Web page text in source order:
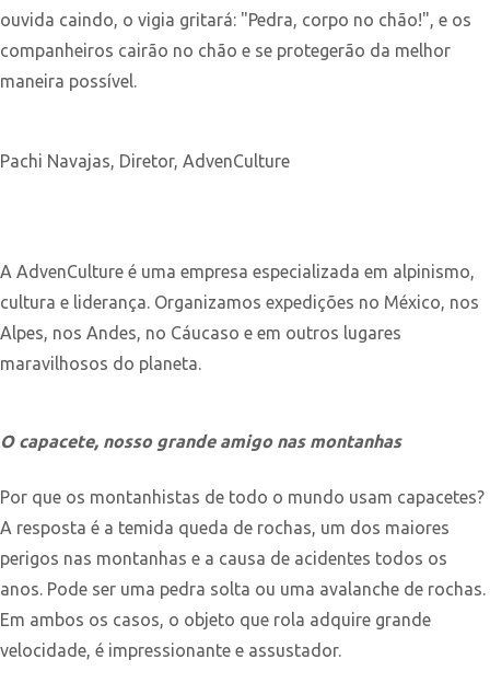
ouvida caindo, o vigia gritará: "Pedra, corpo no chão!", e os
companheiros cairão no chão e se protegerão da melhor
maneira possível.
Pachi Navajas, Diretor, AdvenCulture
A AdvenCulture é uma empresa especializada em alpinismo,
cultura e liderança. Organizamos expedições no México, nos
Alpes, nos Andes, no Cáucaso e em outros lugares
maravilhosos do planeta.
O capacete, nosso grande amigo nas montanhas
Por que os montanhistas de todo o mundo usam capacetes?
A resposta é a temida queda de rochas, um dos maiores
perigos nas montanhas e a causa de acidentes todos os
anos. Pode ser uma pedra solta ou uma avalanche de rochas.
Em ambos os casos, o objeto que rola adquire grande
velocidade, é impressionante e assustador.